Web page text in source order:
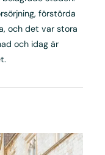
förstörda
och det var stora
och idag är